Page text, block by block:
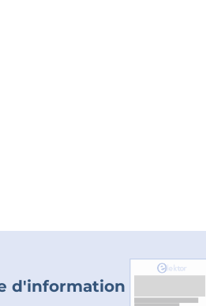
d'information